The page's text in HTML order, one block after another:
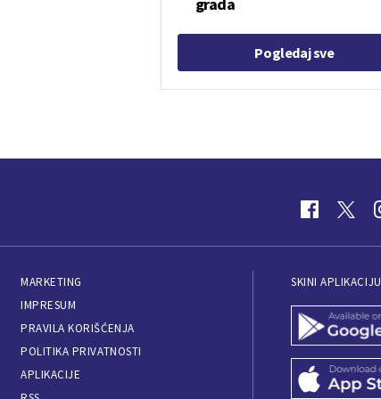
Pogledaj sve
MARKETING
IMPRESUM
PRAVILA KORIŠĆENJA
POLITIKA PRIVATNOSTI
APLIKACIJE
SKINI APLIKACIJU